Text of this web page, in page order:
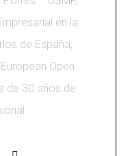
en la
de España,
Open
de 30 años de